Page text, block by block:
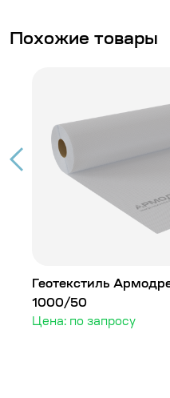
Похожие товары
Геотекстиль
1000/50
Цена: по запросу